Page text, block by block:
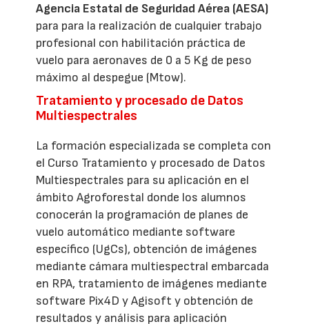
Agencia Estatal de Seguridad Aérea (AESA)
para para la realización de cualquier trabajo
profesional con habilitación práctica de
vuelo para aeronaves de 0 a 5 Kg de peso
máximo al despegue (Mtow).
Tratamiento y procesado de Datos
Multiespectrales
La formación especializada se completa con
el Curso Tratamiento y procesado de Datos
Multiespectrales para su aplicación en el
ámbito Agroforestal donde los alumnos
conocerán la programación de planes de
vuelo automático mediante software
específico (UgCs), obtención de imágenes
mediante cámara multiespectral embarcada
en RPA, tratamiento de imágenes mediante
software Pix4D y Agisoft y obtención de
resultados y análisis para aplicación